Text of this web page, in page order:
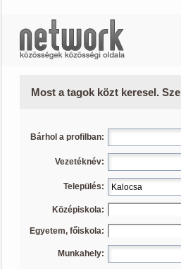
Most a tagok közt keresel.
Bárhol a profilban:
Vezetéknév:
Település:
Középiskola:
Egyetem, főiskola:
Munkahely: